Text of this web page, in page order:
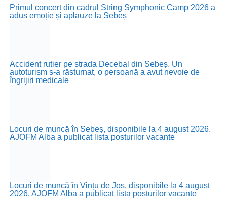
Primul concert din cadrul String Symphonic Camp 2026 a
adus emoție și aplauze la Sebeș
Accident rutier pe strada Decebal din Sebeș. Un
autoturism s-a răsturnat, o persoană a avut nevoie de
îngrijiri medicale
Locuri de muncă în Sebeș, disponibile la 4 august 2026.
AJOFM Alba a publicat lista posturilor vacante
Locuri de muncă în Vințu de Jos, disponibile la 4 august
2026. AJOFM Alba a publicat lista posturilor vacante